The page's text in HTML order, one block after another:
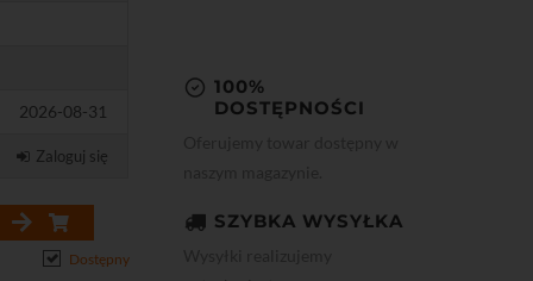
2026-08-31
Zaloguj się
Dostępny
100%
DOSTĘPNOŚCI
SZYBKA WYSYŁKA